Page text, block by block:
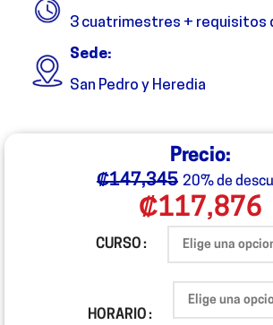
3 cuatrimestres + requisitos
Sede:
San Pedro y Heredia
Precio:
₡147,345 20% de
₡117,876
CURSO
HORARIO